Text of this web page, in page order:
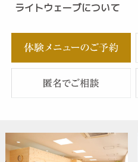
ライトウェーブについて